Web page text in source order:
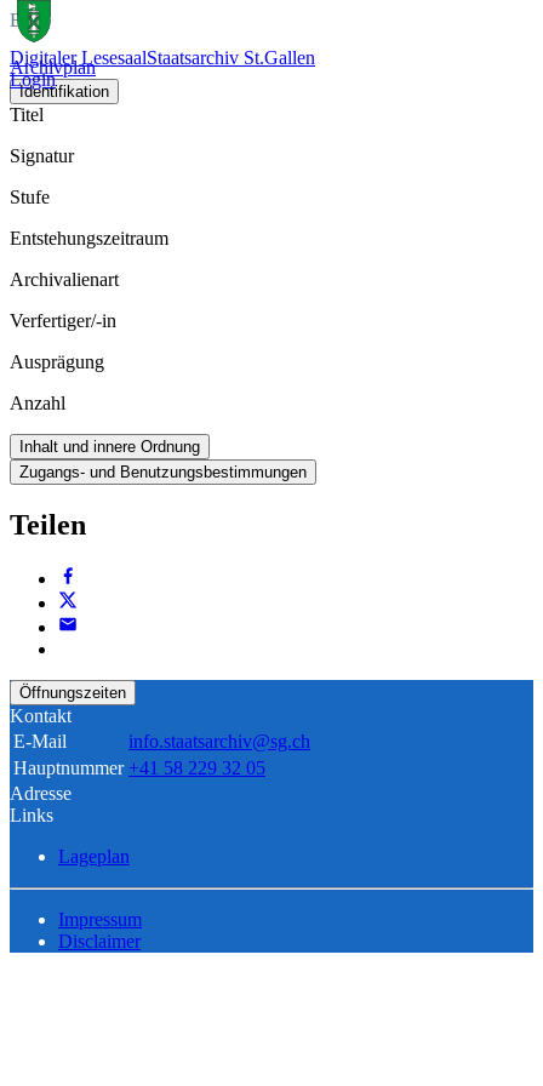
Digitaler LesesaalStaatsarchiv St.Gallen
Login
Bild
Archivplan
Identifikation
Titel
Signatur
Stufe
Entstehungszeitraum
Archivalienart
Verfertiger/-in
Ausprägung
Anzahl
Inhalt und innere Ordnung
Zugangs- und Benutzungsbestimmungen
Teilen
Öffnungszeiten
Kontakt
E-Mail
info.staatsarchiv@sg.ch
Hauptnummer +41 58 229 32 05
Adresse
Links
Lageplan
Impressum
Disclaimer